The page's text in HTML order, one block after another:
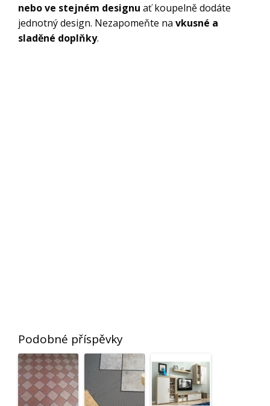
nebo ve stejném designu ať koupelně dodáte
jednotný design. Nezapomeňte na vkusné a
sladěné doplňky.
Podobné příspěvky